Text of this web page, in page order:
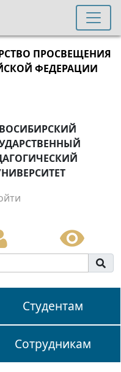
ПРОСВЕЩЕНИЯ
ФЕДЕРАЦИИ
Студентам
Сотрудникам